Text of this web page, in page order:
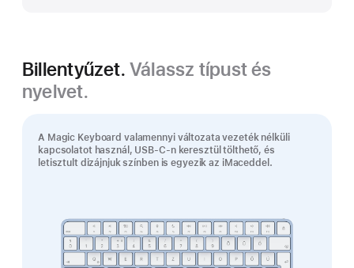
Billentyűzet.Válassz típust és
nyelvet.
A Magic Keyboard valamennyi változata vezeték nélküli
kapcsolatot használ, USB‑C-n keresztül tölthető, és
letisztult dizájnjuk színben is egyezik az iMaceddel.